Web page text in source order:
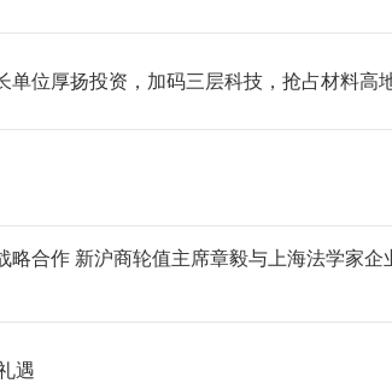
单位厚扬投资，加码三层科技，抢占材料高
略合作 新沪商轮值主席章毅与上海法学家企
遇